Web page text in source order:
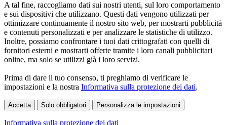
A tal fine, raccogliamo dati sui nostri utenti, sul loro comportamento
e sui dispositivi che utilizzano. Questi dati vengono utilizzati per
ottimizzare continuamente il nostro sito web, per mostrarti pubblicità
e contenuti personalizzati e per analizzare le statistiche di utilizzo.
Inoltre, possiamo confrontare i tuoi dati crittografati con quelli di
fornitori esterni e mostrarti offerte tramite i loro canali pubblicitari
online, ma solo se utilizzi già i loro servizi.
Prima di dare il tuo consenso, ti preghiamo di verificare le
impostazioni e la nostra Informativa sulla protezione dei dati.
Accetta Solo obbligatori Personalizza le impostazioni
Informativa sulla protezione dei dati